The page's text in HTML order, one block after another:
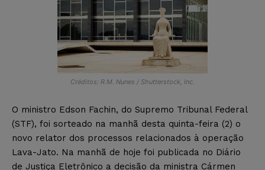
Créditos: R.M. Nunes / Shutterstock, Inc.
O ministro Edson Fachin, do Supremo Tribunal Federal
(STF), foi sorteado na manhã desta quinta-feira (2) o
novo relator dos processos relacionados à operação
Lava-Jato. Na manhã de hoje foi publicada no Diário
de Justiça Eletrônico a decisão da ministra Cármen